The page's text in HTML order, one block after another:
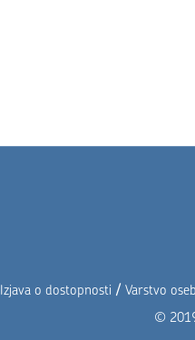
Izjava o dostopnosti / Varstvo
©